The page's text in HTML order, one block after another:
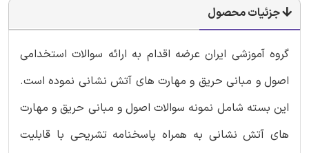
جزئیات محصول
گروه آموزشی ایران عرضه اقدام به ارائه سوالات استخدامی
اصول و مبانی حریق و مهارت های آتش نشانی نموده است.
این بسته شامل نمونه سوالات اصول و مبانی حریق و مهارت
های آتش نشانی به همراه پاسخنامه تشریحی با قابلیت